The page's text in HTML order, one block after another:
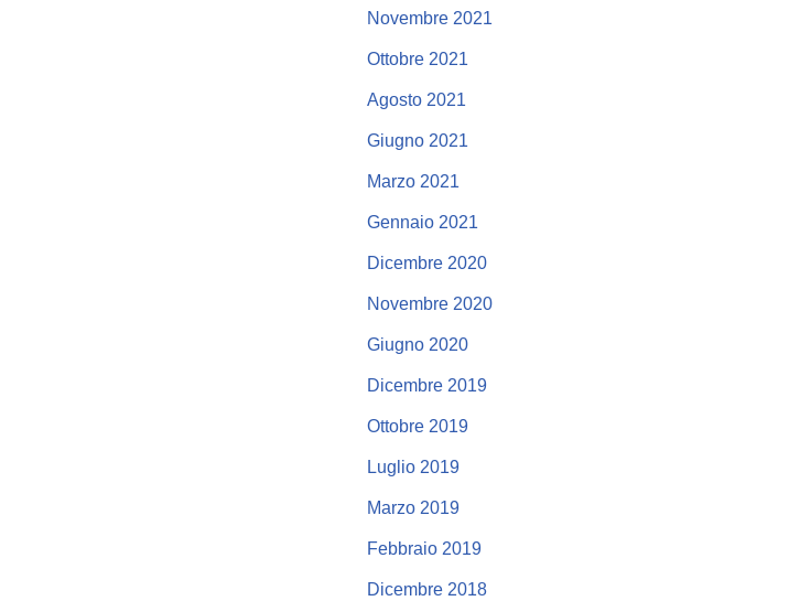
Novembre 2021
Ottobre 2021
Agosto 2021
Giugno 2021
Marzo 2021
Gennaio 2021
Dicembre 2020
Novembre 2020
Giugno 2020
Dicembre 2019
Ottobre 2019
Luglio 2019
Marzo 2019
Febbraio 2019
Dicembre 2018